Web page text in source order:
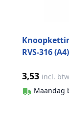
RVS-316 (A4)
3,53 incl. btw
Maandag